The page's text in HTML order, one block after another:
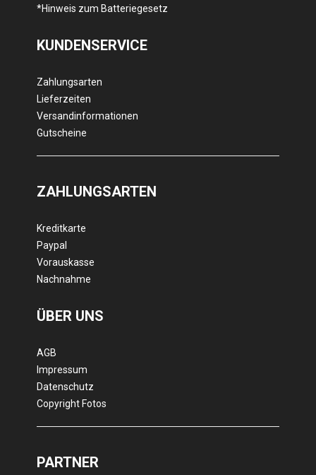
*Hinweis zum Batteriegesetz
KUNDENSERVICE
Zahlungsarten
Lieferzeiten
Versandinformationen
Gutscheine
ZAHLUNGSARTEN
Kreditkarte
Paypal
Vorauskasse
Nachnahme
ÜBER UNS
AGB
Impressum
Datenschutz
Copyright Fotos
PARTNER